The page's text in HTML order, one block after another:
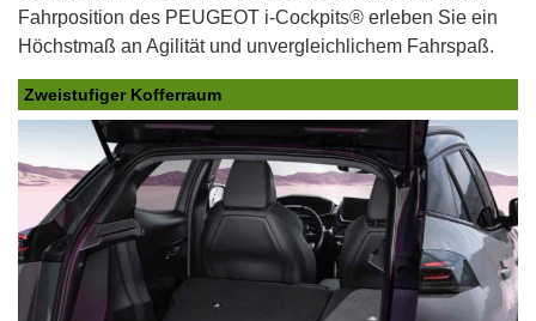
Fahrposition des PEUGEOT i-Cockpits® erleben Sie ein
Höchstmaß an Agilität und unvergleichlichem Fahrspaß.
Zweistufiger Kofferraum